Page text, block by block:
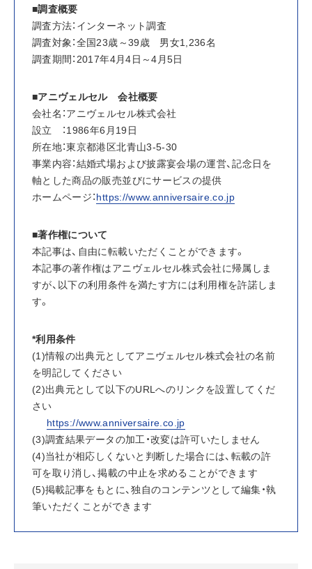
■調査概要
調査方法：インターネット調査
調査対象：全国23歳～39歳　男女1,236名
調査期間：2017年4月4日～4月5日
■アニヴェルセル　会社概要
会社名：アニヴェルセル株式会社
設立　：1986年6月19日
所在地：東京都港区北青山3-5-30
事業内容：結婚式場および披露宴会場の運営、記念日を
軸とした商品の販売並びにサービスの提供
ホームページ：https://www.anniversaire.co.jp
■著作権について
本記事は、自由に転載いただくことができます。
本記事の著作権はアニヴェルセル株式会社に帰属しま
すが、以下の利用条件を満たす方には利用権を許諾しま
す。
*利用条件
(1)情報の出典元としてアニヴェルセル株式会社の名前
を明記してください
(2)出典元として以下のURLへのリンクを設置してくだ
さい
https://www.anniversaire.co.jp
(3)調査結果データの加工・改変は許可いたしません
(4)当社が相応しくないと判断した場合には、転載の許
可を取り消し、掲載の中止を求めることができます
(5)掲載記事をもとに、独自のコンテンツとして編集・執
筆いただくことができます